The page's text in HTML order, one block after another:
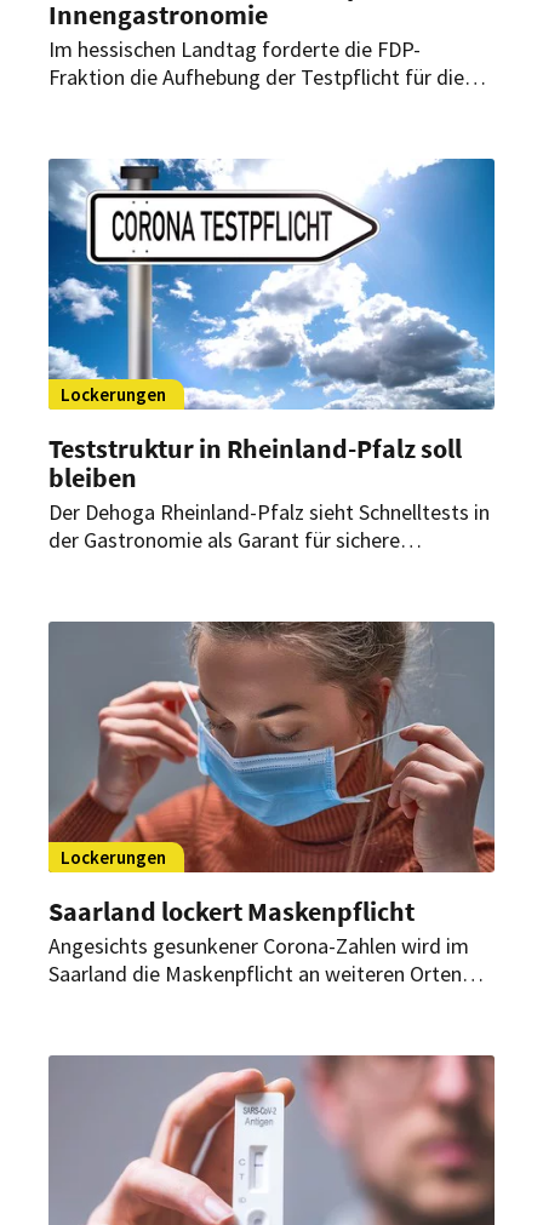
Innengastronomie
Im hessischen Landtag forderte die FDP-
Fraktion die Aufhebung der Testpflicht für die
Lockerungen
Teststruktur in Rheinland-Pfalz soll
bleiben
Der Dehoga Rheinland-Pfalz sieht Schnelltests in
der Gastronomie als Garant für sichere
aufzuheben.
Lockerungen
Saarland lockert Maskenpflicht
Angesichts gesunkener Corona-Zahlen wird im
Saarland die Maskenpflicht an weiteren Orten
abseits ihrer Plätze keine Maske mehr tragen.